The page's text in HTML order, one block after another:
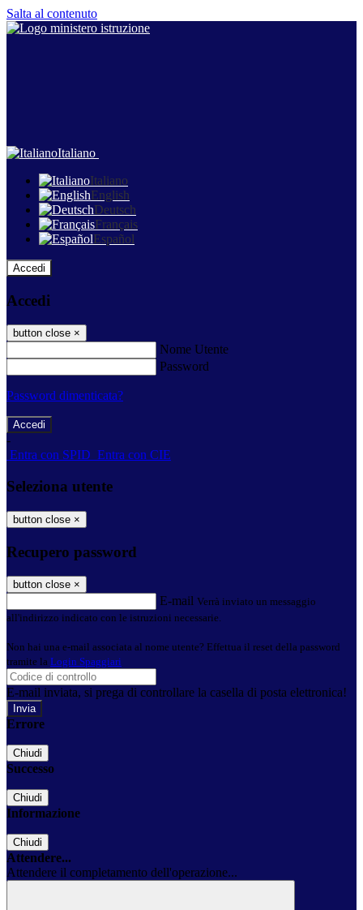
Salta al contenuto
Italiano
Italiano
English
Deutsch
Français
Español
Accedi
Accedi
button close ×
Nome Utente
Password
Password dimenticata?
-
Entra con SPID Entra con CIE
Seleziona utente
button close ×
Recupero password
button close ×
E-mail Verrà inviato un messaggio
all'indirizzo indicato con le istruzioni necessarie.
Non hai una e-mail associata al nome utente? Effettua il reset della password
tramite la Login Spaggiari
E-mail inviata, si prega di controllare la casella di posta elettronica!
Errore
Chiudi
Successo
Chiudi
Informazione
Chiudi
Attendere...
Attendere il completamento dell'operazione...